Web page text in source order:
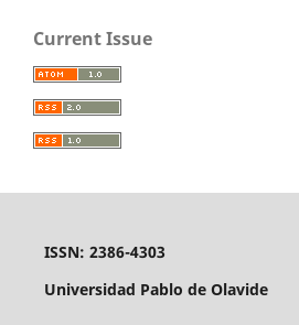
Current Issue
ISSN: 2386-4303
Universidad Pablo de Olavide